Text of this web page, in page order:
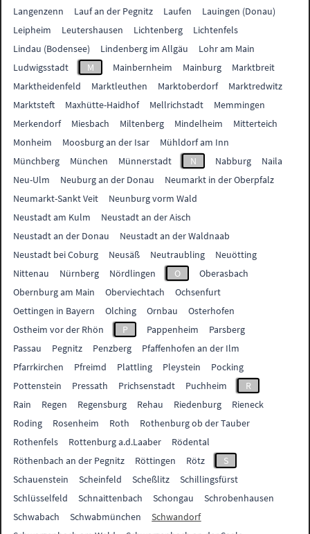
Langenzenn
Lauf an der Pegnitz Laufen
Lauingen (Donau)
Leipheim
Leutershausen Lichtenberg
Lichtenfels
Lindau (Bodensee)
Lindenberg im Allgäu
Lohr am Main
Ludwigsstadt
M Mainbernheim Mainburg
Marktbreit
Marktheidenfeld
Marktleuthen Marktoberdorf
Marktredwitz
Marktsteft
Maxhütte-Haidhof Mellrichstadt
Memmingen
Merkendorf
Miesbach Miltenberg Mindelheim
Mitterteich
Monheim
Moosburg an der Isar
Mühldorf am Inn
Münchberg
München Münnerstadt N Nabburg
Naila
Neu-Ulm
Neuburg an der Donau
Neumarkt in der Oberpfalz
Neumarkt-Sankt Veit
Neunburg vorm Wald
Neustadt am Kulm
Neustadt an der Aisch
Neustadt an der Donau
Neustadt an der Waldnaab
Neustadt bei Coburg
Neusäß Neutraubling
Neuötting
Nittenau
Nürnberg Nördlingen O
Oberasbach
Obernburg am Main
Oberviechtach
Ochsenfurt
Oettingen in Bayern
Olching Ornbau
Osterhofen
Ostheim vor der Rhön
P Pappenheim
Parsberg
Passau
Pegnitz Penzberg
Pfaffenhofen an der Ilm
Pfarrkirchen
Pfreimd Plattling Pleystein
Pocking
Pottenstein
Pressath Prichsenstadt Puchheim
R
Rain
Regen Regensburg Rehau Riedenburg
Rieneck
Roding
Rosenheim Roth
Rothenburg ob der Tauber
Rothenfels
Rottenburg a.d.Laaber
Rödental
Röthenbach an der Pegnitz
Röttingen Rötz
S
Schauenstein
Scheinfeld Scheßlitz
Schillingsfürst
Schlüsselfeld
Schnaittenbach Schongau
Schrobenhausen
Schwabach
Schwabmünchen
Schwandorf